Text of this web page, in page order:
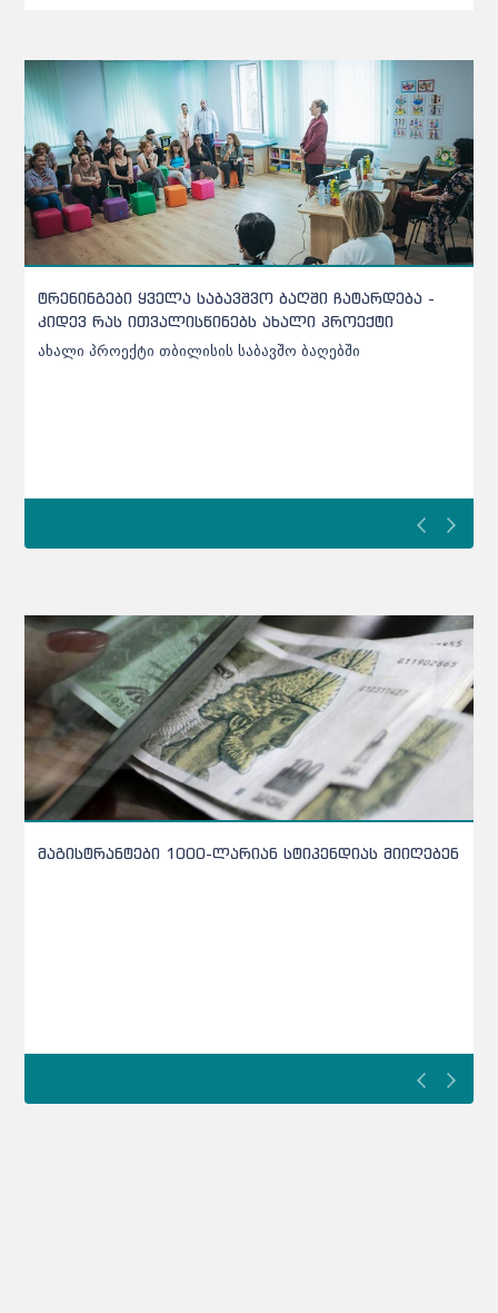
ქარელის საბავშვო ბაღებში შეტანილი ხორცი
უხარისხო აღმოჩნდა - დეტალები
ქარელის საბავშვო ბაღებში შეტანილი ხორცი უხარისხო
კონტროლი მკაცრდება - ახალი დოკუმენტი